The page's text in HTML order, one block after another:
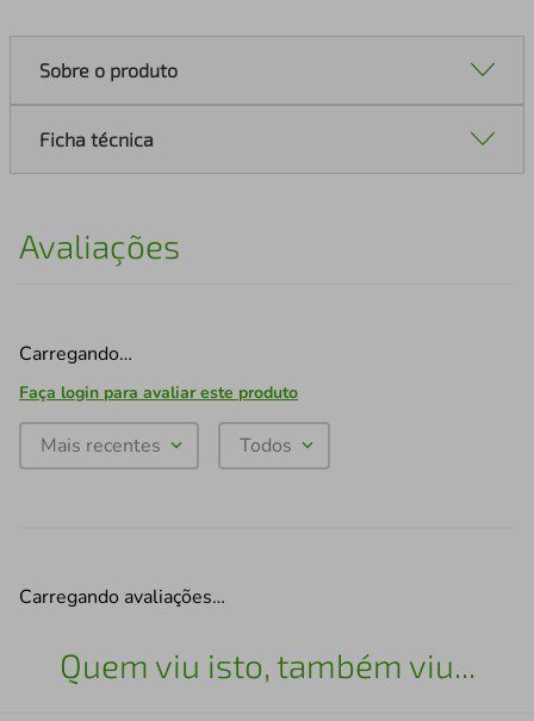
Sobre o produto
Ficha técnica
Avaliações
Carregando…
Faça login para avaliar este produto
Mais recentes Todos
Carregando avaliações…
Quem viu isto, também viu...